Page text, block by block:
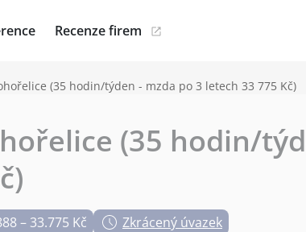
Recenze firem
(35 hodin/týden - mzda po 3 letech 33 775 Kč)
(35 hodin/
– 33.775 Kč Zkrácený úvazek